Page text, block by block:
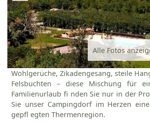
Alle Fotos
Wohlgerüche, Zikadengesang, steile
Felsbuchten – diese Mischung für
Familienurlaub fi nden Sie nur in der
Sie unser Campingdorf im Herzen
gepfl egten Thermenregion.